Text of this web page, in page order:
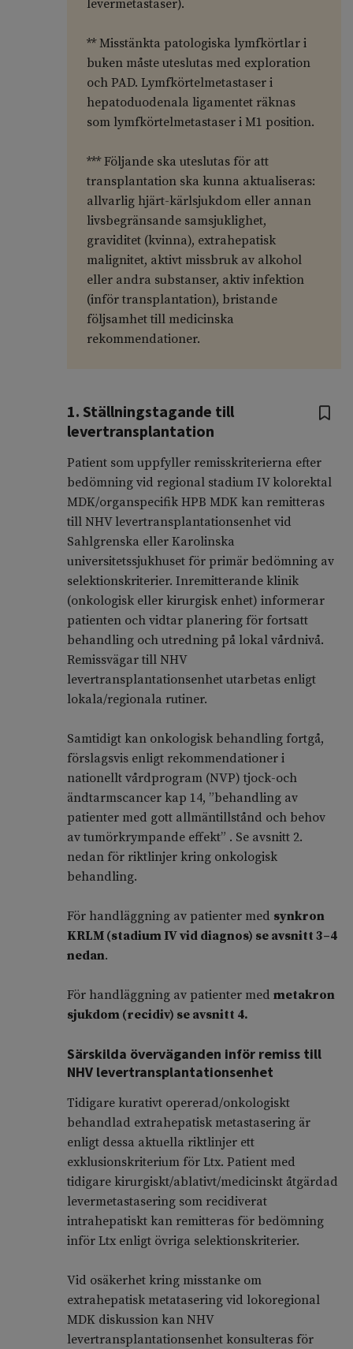
levermetastaser).
** Misstänkta patologiska lymfkörtlar i
buken måste uteslutas med exploration
och PAD. Lymfkörtelmetastaser i
hepatoduodenala ligamentet räknas
som lymfkörtelmetastaser i M1 position.
*** Följande ska uteslutas för att
transplantation ska kunna aktualiseras:
allvarlig hjärt-kärlsjukdom eller annan
livsbegränsande samsjuklighet,
graviditet (kvinna), extrahepatisk
malignitet, aktivt missbruk av alkohol
eller andra substanser, aktiv infektion
(inför transplantation), bristande
följsamhet till medicinska
rekommendationer.
1. Ställningstagande till
levertransplantation
Patient som uppfyller remisskriterierna efter
bedömning vid regional stadium IV kolorektal
MDK/organspecifik HPB MDK kan remitteras
till NHV levertransplantationsenhet vid
Sahlgrenska eller Karolinska
universitetssjukhuset för primär bedömning av
selektionskriterier. Inremitterande klinik
(onkologisk eller kirurgisk enhet) informerar
patienten och vidtar planering för fortsatt
behandling och utredning på lokal vårdnivå.
Remissvägar till NHV
levertransplantationsenhet utarbetas enligt
lokala/regionala rutiner.
Samtidigt kan onkologisk behandling fortgå,
förslagsvis enligt rekommendationer i
nationellt vårdprogram (NVP) tjock-och
ändtarmscancer kap 14, ”behandling av
patienter med gott allmäntillstånd och behov
av tumörkrympande effekt” . Se avsnitt 2.
nedan för riktlinjer kring onkologisk
behandling.
För handläggning av patienter med synkron
KRLM (stadium IV vid diagnos) se avsnitt 3–4
nedan.
För handläggning av patienter med metakron
sjukdom (recidiv) se avsnitt 4.
Särskilda överväganden inför remiss till
NHV levertransplantationsenhet
Tidigare kurativt opererad/onkologiskt
behandlad extrahepatisk metastasering är
enligt dessa aktuella riktlinjer ett
exklusionskriterium för Ltx. Patient med
tidigare kirurgiskt/ablativt/medicinskt åtgärdad
levermetastasering som recidiverat
intrahepatiskt kan remitteras för bedömning
inför Ltx enligt övriga selektionskriterier.
Vid osäkerhet kring misstanke om
extrahepatisk metatasering vid lokoregional
MDK diskussion kan NHV
levertransplantationsenhet konsulteras för